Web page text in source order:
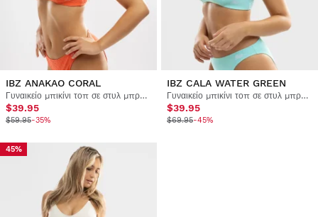
IBZ ANAKAO CORAL
Γυναικείο μπικίνι τοπ σε στυλ μπραλέτας
$39.95
$59.95-35%
IBZ CALA WATER GREEN
Γυναικείο μπικίνι τοπ σε στυλ μπραλέτας
$39.95
$69.95-45%
45%